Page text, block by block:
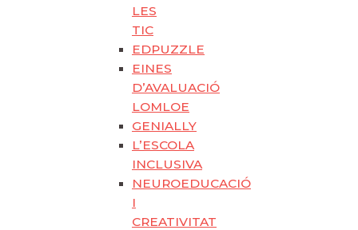
LES
TIC
EDPUZZLE
EINES
D’AVALUACIÓ
LOMLOE
GENIALLY
L’ESCOLA
INCLUSIVA
NEUROEDUCACIÓ
I
CREATIVITAT